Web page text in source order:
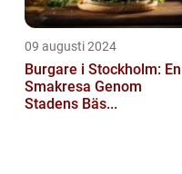
09 augusti 2024
Burgare i Stockholm: En
Smakresa Genom
Stadens Bäs...